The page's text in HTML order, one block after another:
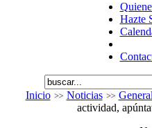
Hazte
Inicio Noticias General
actividad,